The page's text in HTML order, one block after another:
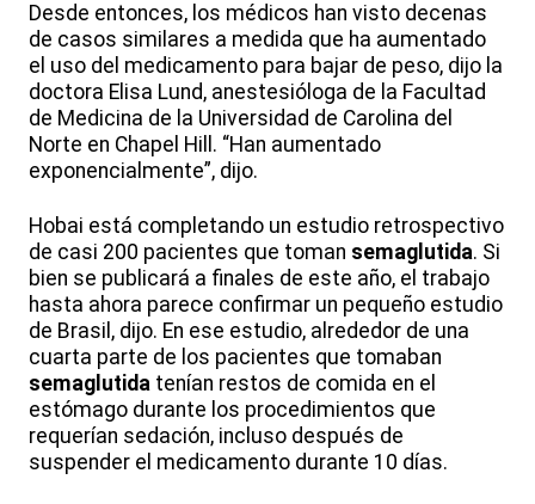
Desde entonces, los médicos han visto decenas
de casos similares a medida que ha aumentado
el uso del medicamento para bajar de peso, dijo la
doctora Elisa Lund, anestesióloga de la Facultad
de Medicina de la Universidad de Carolina del
Norte en Chapel Hill. “Han aumentado
exponencialmente”, dijo.
Hobai está completando un estudio retrospectivo
de casi 200 pacientes que toman semaglutida. Si
bien se publicará a finales de este año, el trabajo
hasta ahora parece confirmar un pequeño estudio
de Brasil, dijo. En ese estudio, alrededor de una
cuarta parte de los pacientes que tomaban
semaglutida tenían restos de comida en el
estómago durante los procedimientos que
requerían sedación, incluso después de
suspender el medicamento durante 10 días.